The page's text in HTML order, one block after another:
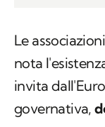
Le
nota
invita
governativa,